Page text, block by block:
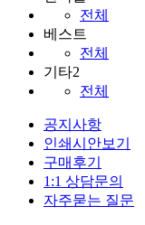
전체
베스트
전체
기타2
전체
공지사항
인쇄시안보기
구매후기
1:1 상담문의
자주묻는 질문